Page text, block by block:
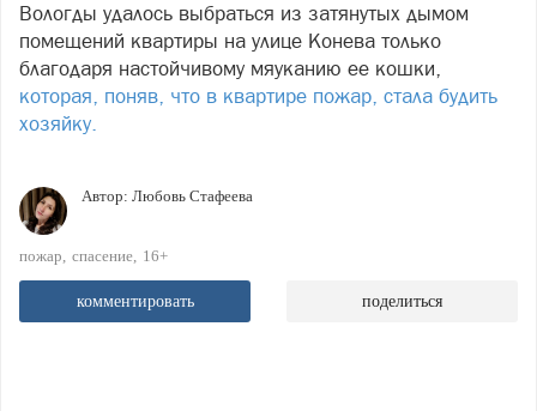
Вологды удалось выбраться из затянутых дымом
помещений квартиры на улице Конева только
благодаря настойчивому мяуканию ее кошки,
которая, поняв, что в квартире пожар, стала будить
хозяйку.
Автор: Любовь Стафеева
пожар спасение 16+
комментировать поделиться